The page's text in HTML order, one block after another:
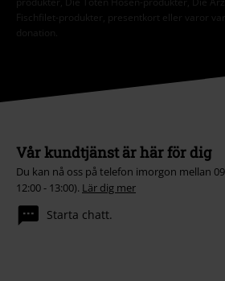
Fischfilet-produkter, presentkort eller varor
donation.
Vår kundtjänst är här för dig
Du kan nå oss på telefon imorgon mellan
12:00 - 13:00). Lär dig mer
Starta chatt.